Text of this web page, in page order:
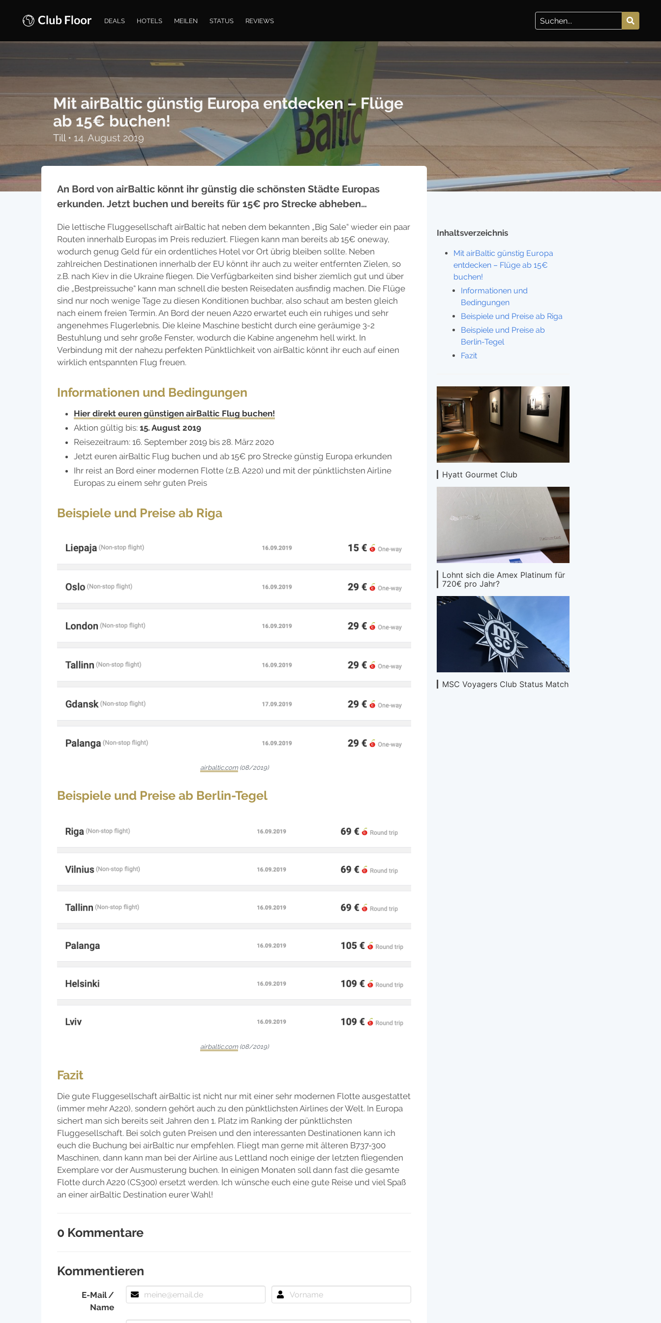
DEALS HOTELS MEILEN STATUS REVIEWS
Mit airBaltic günstig Europa entdecken – Flüge
ab 15€ buchen!
Till• 14. August 2019
An Bord von airBaltic könnt ihr günstig die schönsten Städte Europas
erkunden. Jetzt buchen und bereits für 15€ pro Strecke abheben…
Die lettische Fluggesellschaft airBaltic hat neben dem bekannten „Big Sale“ wieder ein paar
Routen innerhalb Europas im Preis reduziert. Fliegen kann man bereits ab 15€ oneway,
wodurch genug Geld für ein ordentliches Hotel vor Ort übrig bleiben sollte. Neben
zahlreichen Destinationen innerhalb der EU könnt ihr auch zu weiter entfernten Zielen, so
z.B. nach Kiev in die Ukraine fliegen. Die Verfügbarkeiten sind bisher ziemlich gut und über
die „Bestpreissuche“ kann man schnell die besten Reisedaten ausfindig machen. Die Flüge
sind nur noch wenige Tage zu diesen Konditionen buchbar, also schaut am besten gleich
nach einem freien Termin. An Bord der neuen A220 erwartet euch ein ruhiges und sehr
angenehmes Flugerlebnis. Die kleine Maschine besticht durch eine geräumige 3-2
Bestuhlung und sehr große Fenster, wodurch die Kabine angenehm hell wirkt. In
Verbindung mit der nahezu perfekten Pünktlichkeit von airBaltic könnt ihr euch auf einen
wirklich entspannten Flug freuen.
Informationen und Bedingungen
Hier direkt euren günstigen airBaltic Flug buchen!
Aktion gültig bis: 15. August 2019
Reisezeitraum: 16. September 2019 bis 28. März 2020
Jetzt euren airBaltic Flug buchen und ab 15€ pro Strecke günstig Europa erkunden
Ihr reist an Bord einer modernen Flotte (z.B. A220) und mit der pünktlichsten Airline
Europas zu einem sehr guten Preis
Beispiele und Preise ab Riga
airbaltic.com(08/2019)
Beispiele und Preise ab Berlin-Tegel
airbaltic.com(08/2019)
Fazit
Die gute Fluggesellschaft airBaltic ist nicht nur mit einer sehr modernen Flotte ausgestattet
(immer mehr A220), sondern gehört auch zu den pünktlichsten Airlines der Welt. In Europa
sichert man sich bereits seit Jahren den 1. Platz im Ranking der pünktlichsten
Fluggesellschaft. Bei solch guten Preisen und den interessanten Destinationen kann ich
euch die Buchung bei airBaltic nur empfehlen. Fliegt man gerne mit älteren B737-300
Maschinen, dann kann man bei der Airline aus Lettland noch einige der letzten fliegenden
Exemplare vor der Ausmusterung buchen. In einigen Monaten soll dann fast die gesamte
Flotte durch A220 (CS300) ersetzt werden. Ich wünsche euch eine gute Reise und viel Spaß
an einer airBaltic Destination eurer Wahl!
0 Kommentare
Kommentieren
E-Mail /
Name
Inhaltsverzeichnis
Mit airBaltic günstig Europa
entdecken – Flüge ab 15€
buchen!
Informationen und
Bedingungen
Beispiele und Preise ab Riga
Beispiele und Preise ab
Berlin-Tegel
Fazit
Hyatt Gourmet Club
Lohnt sich die Amex Platinum für
720€ pro Jahr?
MSC Voyagers Club Status Match